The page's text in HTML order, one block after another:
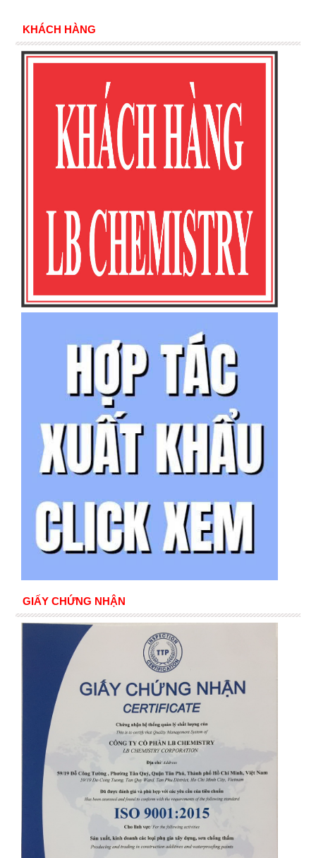
KHÁCH HÀNG
GIẤY CHỨNG NHẬN